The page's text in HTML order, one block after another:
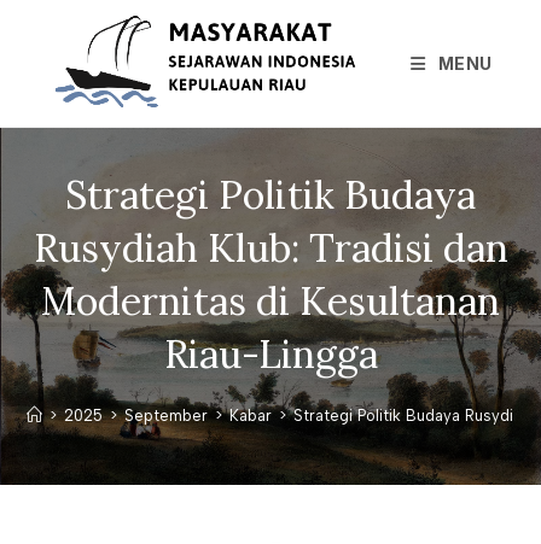
MENU
Strategi Politik Budaya
Rusydiah Klub: Tradisi dan
Modernitas di Kesultanan
Riau-Lingga
> 2025 > September > Kabar > Strategi Politik Budaya Rusydiah